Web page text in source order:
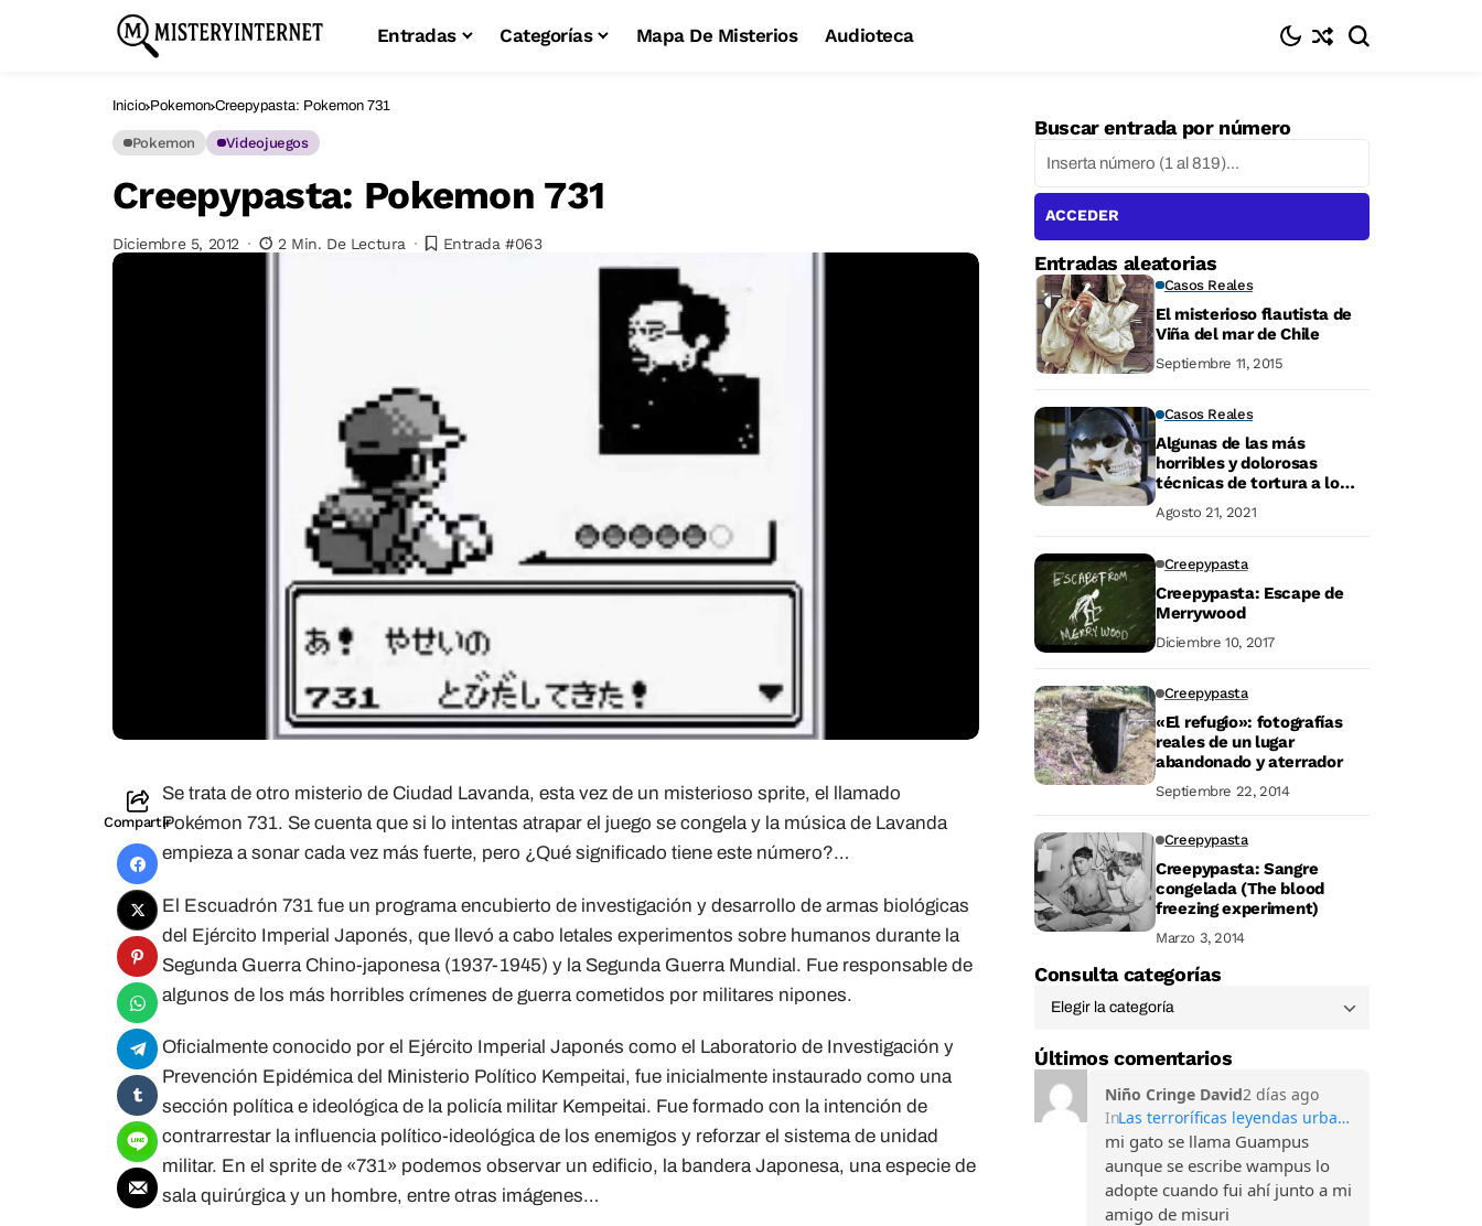
Entradas Categorías Mapa De Misterios Audioteca
Inicio Pokemon Creepypasta: Pokemon 731
Pokemon Videojuegos
Creepypasta: Pokemon 731
Diciembre 5, 2012 2 Min. De Lectura Entrada #063
Compartir
Se trata de otro misterio de Ciudad Lavanda, esta vez de un misterioso sprite, el llamado
Pokémon 731. Se cuenta que si lo intentas atrapar el juego se congela y la música de Lavanda
empieza a sonar cada vez más fuerte, pero ¿Qué significado tiene este número?…
El Escuadrón 731 fue un programa encubierto de investigación y desarrollo de armas biológicas
del Ejército Imperial Japonés, que llevó a cabo letales experimentos sobre humanos durante la
Segunda Guerra Chino-japonesa (1937-1945) y la Segunda Guerra Mundial. Fue responsable de
algunos de los más horribles crímenes de guerra cometidos por militares nipones.
Oficialmente conocido por el Ejército Imperial Japonés como el Laboratorio de Investigación y
Prevención Epidémica del Ministerio Político Kempeitai, fue inicialmente instaurado como una
sección política e ideológica de la policía militar Kempeitai. Fue formado con la intención de
contrarrestar la influencia político-ideológica de los enemigos y reforzar el sistema de unidad
militar. En el sprite de «731» podemos observar un edificio, la bandera Japonesa, una especie de
sala quirúrgica y un hombre, entre otras imágenes…
Buscar entrada por número
ACCEDER
Entradas aleatorias
Casos Reales
El misterioso flautista de
Viña del mar de Chile
Septiembre 11, 2015
Casos Reales
Algunas de las más
horribles y dolorosas
técnicas de tortura a lo
largo de la historia.
Agosto 21, 2021
Creepypasta
Creepypasta: Escape de
Merrywood
Diciembre 10, 2017
Creepypasta
«El refugio»: fotografías
reales de un lugar
abandonado y aterrador
Septiembre 22, 2014
Creepypasta
Creepypasta: Sangre
congelada (The blood
freezing experiment)
Marzo 3, 2014
Consulta categorías
Últimos comentarios
Niño Cringe David2 días ago
In
Las terroríficas leyendas urbanas de las Montañas Apalaches
mi gato se llama Guampus
aunque se escribe wampus lo
adopte cuando fui ahí junto a mi
amigo de misuri